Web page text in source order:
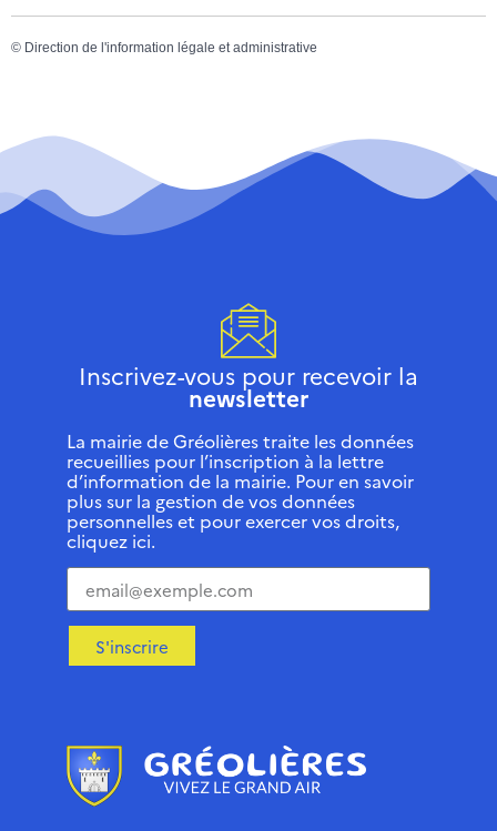
© Direction de l'information légale et administrative
Inscrivez-vous pour recevoir la
newsletter
La mairie de Gréolières traite les données
recueillies pour l’inscription à la lettre
d’information de la mairie. Pour en savoir
plus sur la gestion de vos données
personnelles et pour exercer vos droits,
cliquez ici.
S'inscrire